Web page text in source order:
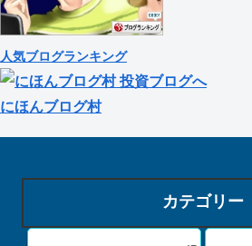
人気ブログランキング
にほんブログ村
カテゴリー